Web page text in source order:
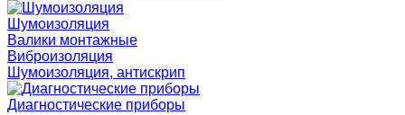
Шумоизоляция
Валики монтажные
Виброизоляция
Шумоизоляция, антискрип
Диагностические приборы